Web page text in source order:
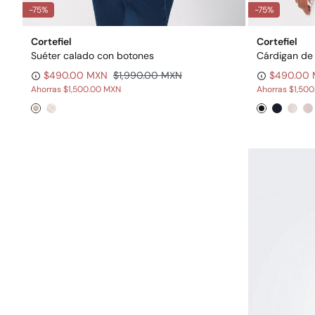
-75%
Cortefiel
Suéter calado con botones
$490.00 MXN $1,990.00 MXN
Ahorras$1,500.00 MXN
-75%
Cortefiel
Cárdigan
$490.00
Ahorras